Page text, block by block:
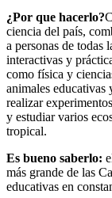
¿Por que hacerlo?
ciencia del país,
a personas de todas
interactivas y
como física y
animales educativas
realizar
y estudiar varios
tropical.
Es bueno saberlo:
más grande de las
educativas en